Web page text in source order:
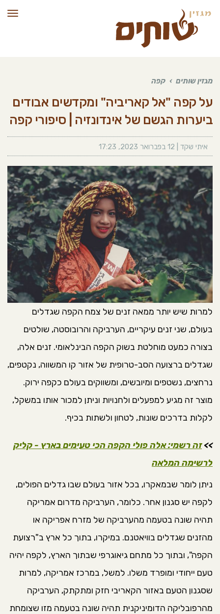
מגזין שותים › קפה
על קפה "אל קאריביה" ומקדשים אבודים
ביערות הגשם של אינדונזיה | סיפורי קפה
איתי שקד 12 בפברואר 2023 ,
17:23
למרות שיש יותר ממאה זנים של צמח הקפה שגדלים
בעולם, שני זנים עיקריים, הערביקה והרובוסטה, שולטים
בצורה כמעט מוחלטת בשוק הקפה הבינלאומי. זנים אלה,
שגדלים ברצועה הסב-טרופית של אזור קו המשווה, נקטפים,
נרחצים, נשטפים ומיובשים, ומשווקים בעולם כקפה ירוק.
מוצר זה מגיע למפעלים ולחנויות וניתן למכור אותו במשקל,
לקלות בדרכים שונות, לטחון ולשתות בכיף.
>>זה רשמי: אלה פולי הקפה הכי טעימים בארץ - קליק
לרשימה המלאה
ניתן לומר שבמאקרו, בכל אזור בעולם שבו גדלים הפולים,
לקפה יש סגנון אחר. כלומר, הערביקה מדרום אמריקה
תהיה שונה בטעמה מהערביקה של מזרח אפריקה או
מהזנים שגדלים בוויאטנם. במיקרו, בתוך כל ארץ ב"רצועת
הקפה", ובתוך כל מתחם גיאוגרפי שבתוך הארץ, לקפה יהיה
טעם ייחודי ומופרד משלו. למשל, במרכז אמריקה, למרות
שסגנון הטעם באזור הקאריבי חזק ומתקתק, הערביקה
מהרפובליקה הדומיניקנית תהיה שונה בטעמה מזו שצומחת